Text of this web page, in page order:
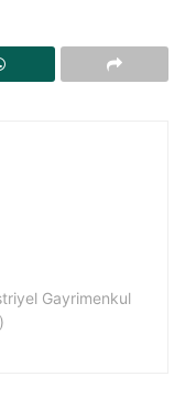
Gayrimenkul